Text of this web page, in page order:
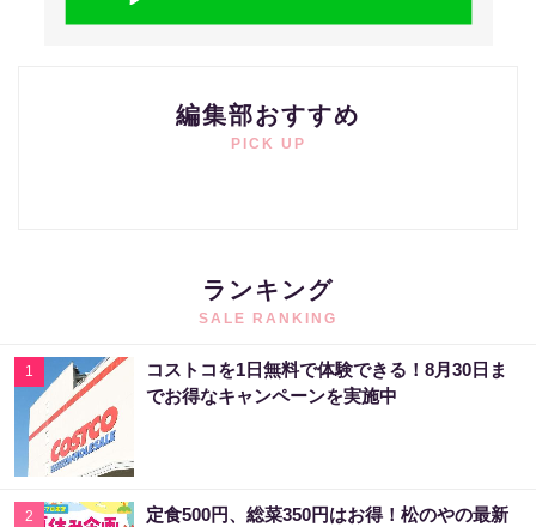
編集部おすすめ
PICK UP
ランキング
SALE RANKING
1
コストコを1日無料で体験できる！8月30日ま
でお得なキャンペーンを実施中
2
定食500円、総菜350円はお得！松のやの最新